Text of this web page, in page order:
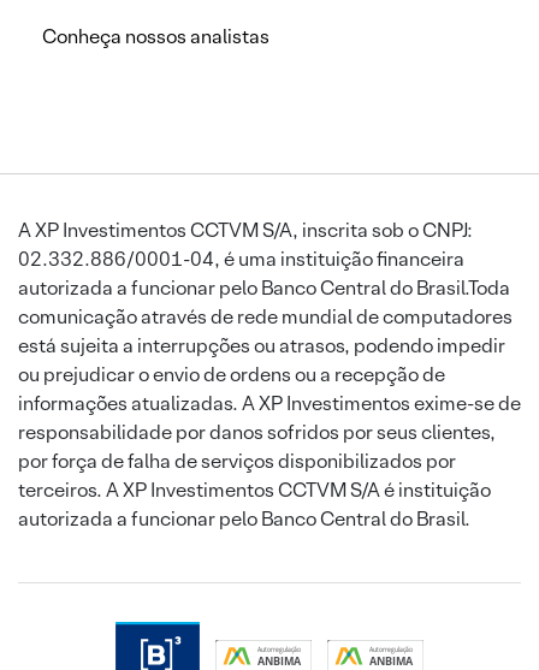
Conheça nossos analistas
A XP Investimentos CCTVM S/A, inscrita sob o CNPJ:
02.332.886/0001-04, é uma instituição financeira
autorizada a funcionar pelo Banco Central do Brasil.Toda
comunicação através de rede mundial de computadores
está sujeita a interrupções ou atrasos, podendo impedir
ou prejudicar o envio de ordens ou a recepção de
informações atualizadas. A XP Investimentos exime-se de
responsabilidade por danos sofridos por seus clientes,
por força de falha de serviços disponibilizados por
terceiros. A XP Investimentos CCTVM S/A é instituição
autorizada a funcionar pelo Banco Central do Brasil.